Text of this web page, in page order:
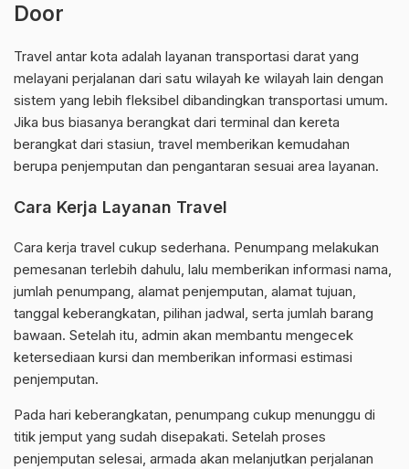
Door
Travel antar kota adalah layanan transportasi darat yang
melayani perjalanan dari satu wilayah ke wilayah lain dengan
sistem yang lebih fleksibel dibandingkan transportasi umum.
Jika bus biasanya berangkat dari terminal dan kereta
berangkat dari stasiun, travel memberikan kemudahan
berupa penjemputan dan pengantaran sesuai area layanan.
Cara Kerja Layanan Travel
Cara kerja travel cukup sederhana. Penumpang melakukan
pemesanan terlebih dahulu, lalu memberikan informasi nama,
jumlah penumpang, alamat penjemputan, alamat tujuan,
tanggal keberangkatan, pilihan jadwal, serta jumlah barang
bawaan. Setelah itu, admin akan membantu mengecek
ketersediaan kursi dan memberikan informasi estimasi
penjemputan.
Pada hari keberangkatan, penumpang cukup menunggu di
titik jemput yang sudah disepakati. Setelah proses
penjemputan selesai, armada akan melanjutkan perjalanan